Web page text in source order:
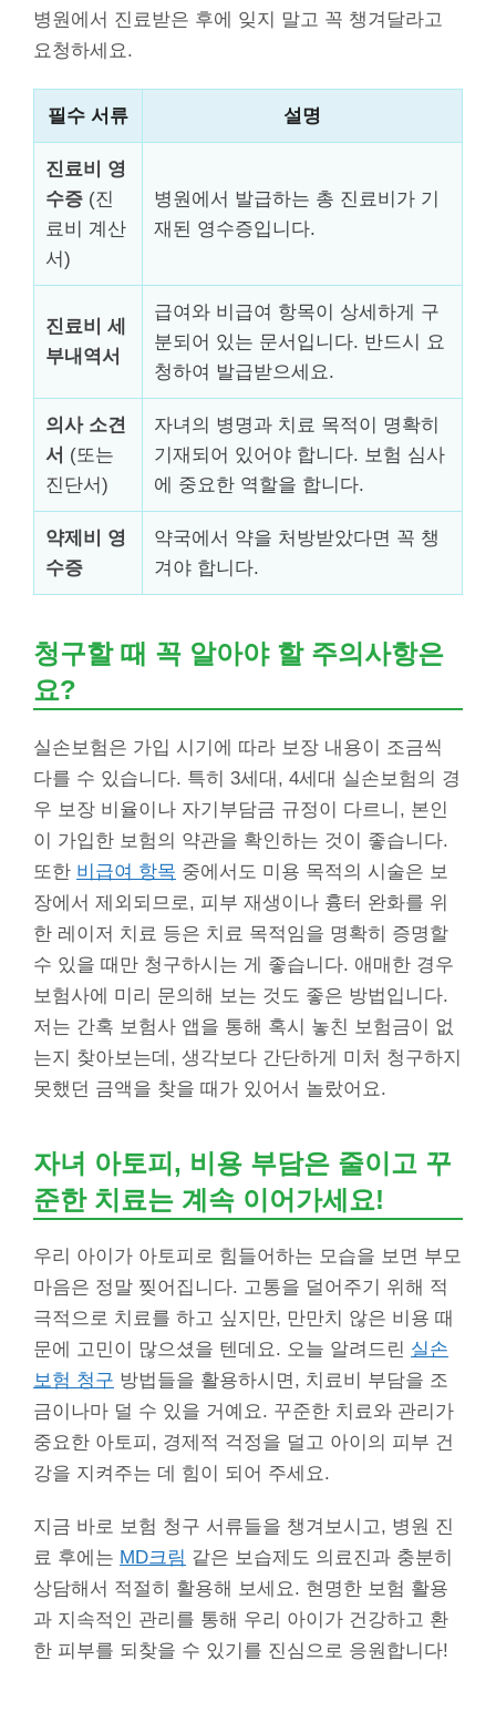
병원에서 진료받은 후에 잊지 말고 꼭 챙겨달라고
요청하세요.
필수 서류 설명
진료비 영
수증 (진
료비 계산
서)
병원에서 발급하는 총 진료비가 기
재된 영수증입니다.
진료비 세
부내역서
급여와 비급여 항목이 상세하게 구
분되어 있는 문서입니다. 반드시 요
청하여 발급받으세요.
의사 소견
서 (또는
진단서)
자녀의 병명과 치료 목적이 명확히
기재되어 있어야 합니다. 보험 심사
에 중요한 역할을 합니다.
약제비 영
수증
약국에서 약을 처방받았다면 꼭 챙
겨야 합니다.
청구할 때 꼭 알아야 할 주의사항은
요?
실손보험은 가입 시기에 따라 보장 내용이 조금씩
다를 수 있습니다. 특히 3세대, 4세대 실손보험의 경
우 보장 비율이나 자기부담금 규정이 다르니, 본인
이 가입한 보험의 약관을 확인하는 것이 좋습니다.
또한 비급여 항목 중에서도 미용 목적의 시술은 보
장에서 제외되므로, 피부 재생이나 흉터 완화를 위
한 레이저 치료 등은 치료 목적임을 명확히 증명할
수 있을 때만 청구하시는 게 좋습니다. 애매한 경우
보험사에 미리 문의해 보는 것도 좋은 방법입니다.
저는 간혹 보험사 앱을 통해 혹시 놓친 보험금이 없
는지 찾아보는데, 생각보다 간단하게 미처 청구하지
못했던 금액을 찾을 때가 있어서 놀랐어요.
자녀 아토피, 비용 부담은 줄이고 꾸
준한 치료는 계속 이어가세요!
우리 아이가 아토피로 힘들어하는 모습을 보면 부모
마음은 정말 찢어집니다. 고통을 덜어주기 위해 적
극적으로 치료를 하고 싶지만, 만만치 않은 비용 때
문에 고민이 많으셨을 텐데요. 오늘 알려드린 실손
보험 청구 방법들을 활용하시면, 치료비 부담을 조
금이나마 덜 수 있을 거예요. 꾸준한 치료와 관리가
중요한 아토피, 경제적 걱정을 덜고 아이의 피부 건
강을 지켜주는 데 힘이 되어 주세요.
지금 바로 보험 청구 서류들을 챙겨보시고, 병원 진
료 후에는 MD크림 같은 보습제도 의료진과 충분히
상담해서 적절히 활용해 보세요. 현명한 보험 활용
과 지속적인 관리를 통해 우리 아이가 건강하고 환
한 피부를 되찾을 수 있기를 진심으로 응원합니다!